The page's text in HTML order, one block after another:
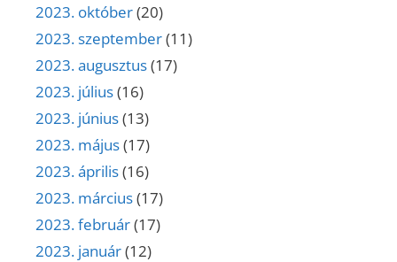
2023. október(20)
2023. szeptember(11)
2023. augusztus(17)
2023. július(16)
2023. június(13)
2023. május(17)
2023. április(16)
2023. március(17)
2023. február(17)
2023. január(12)